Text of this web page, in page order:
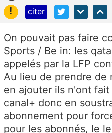
!
citer
On pouvait pas faire
Sports / Be in: les
appelés par la LFP
Au lieu de prendre de
en ajouter ils n'ont
canal+ donc en
abonnement pour
pour les abonnés, le